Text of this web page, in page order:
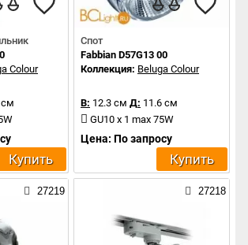
Colour
см
Купить
Спот
Fabbian D57G13 00
Коллекция: Beluga Colour
В: 12.3 см Д: 11.6 см
GU10 x 1 max 75W
Цена: По запросу
Купить
27219 27218